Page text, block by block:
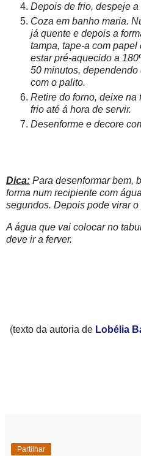
Depois de frio, despeje
Coza em banho maria.
já quente e depois a
tampa, tape-a com
estar pré-aquecido a
50 minutos, dependendo
com o palito.
Retire do forno, deixe na
frio até á hora de servir.
Desenforme e decore
Dica: Para desenformar bem,
forma num recipiente com
segundos. Depois pode virar o
A água que vai colocar no
deve ir a ferver.
(texto da autoria de Lobélia
Partilhar